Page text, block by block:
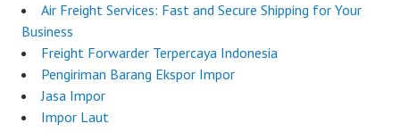
Air Freight Services: Fast and Secure Shipping for Your
Business
Freight Forwarder Terpercaya Indonesia
Pengiriman Barang Ekspor Impor
Jasa Impor
Impor Laut